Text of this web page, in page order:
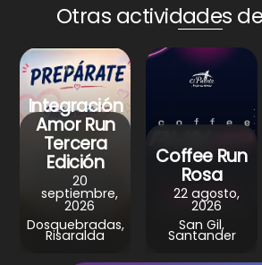
t
s
A
p
p
e
b
k
t
e
r
e
s
t
e
g
a
m
Otras actividades
Integración
Amor Run
Tercera
Edición
20
septiembre,
2026
Dosquebradas,
Risaralda
Coffee Run
Rosa
22 agosto,
2026
San Gil,
Santander